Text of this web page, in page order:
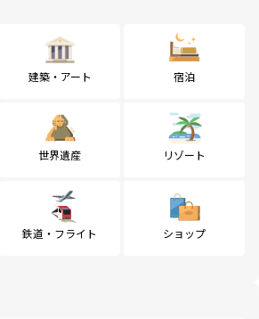
建築・アート 宿泊
世界遺産 リゾート
鉄道・フライト ショップ